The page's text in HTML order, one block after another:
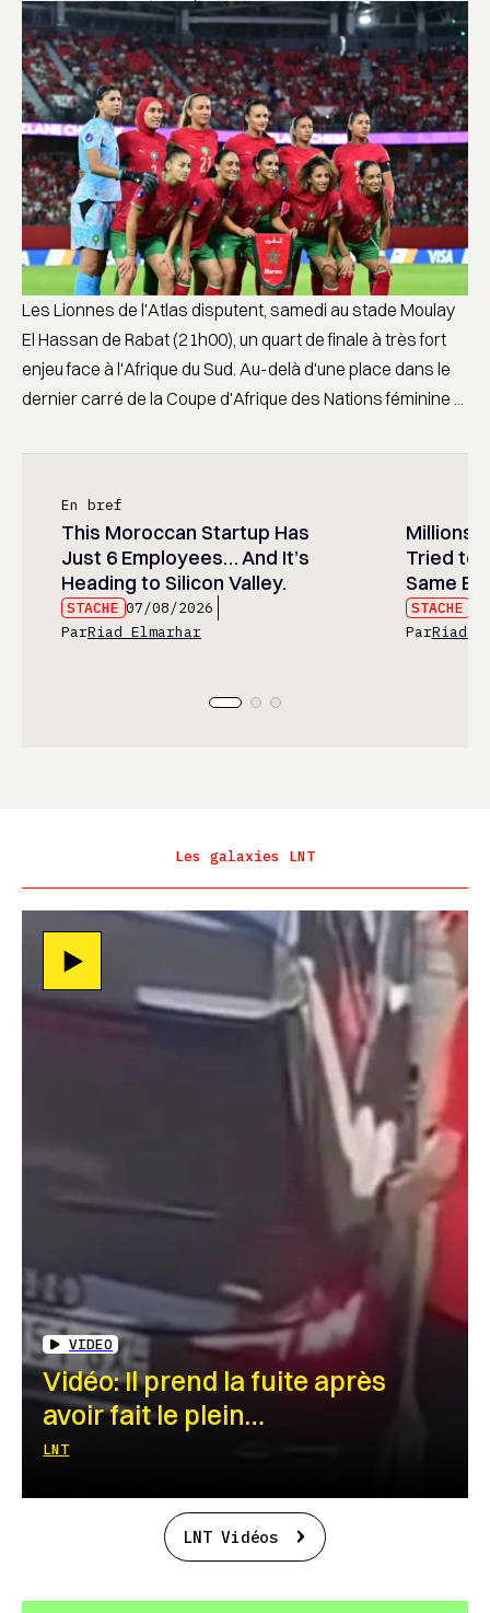
Les Lionnes de l'Atlas disputent, samedi au stade Moulay
El Hassan de Rabat (21h00), un quart de finale à très fort
enjeu face à l'Afrique du Sud. Au-delà d'une place dans le
dernier carré de la Coupe d'Afrique des Nations féminine ...
En bref
This Moroccan Startup Has
Just 6 Employees… And It’s
Heading to Silicon Valley.
STACHE 07/08/2026
ParRiad Elmarhar
Millions
Tried to
Same
STACHE
ParRiad
Les galaxies LNT
VIDEO
Vidéo: Il prend la fuite après
avoir fait le plein…
LNT
LNT Vidéos